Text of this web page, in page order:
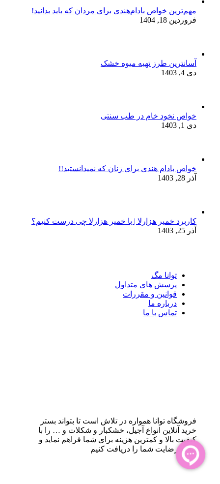
مهم‌ترین خواص بادام‌هندی برای مردان که باید بدانید!
فروردین 18, 1404
آسانترین طرز تهیه میوه خشک
دی 4, 1403
خواص نخود خام در طب سنتی
دی 1, 1403
خواص بادام هندی برای زنان که نمیدانستید!!
آذر 28, 1403
کاربرد خمیر هزارلا | با خمیر هزارلا چی درست کنیم؟
آذر 25, 1403
توانا مگ
پرسش های متداول
قوانین و مقررات
درباره ما
تماس با ما
فروشگاه توانا همواره در تلاش است تا بتواند بستر
خرید آنلاین انواع آجیل، خشکبار و شکلات و … را با
کیفیت بالا و کمترین هزینه برای شما فراهم نماید و
لبخند رضایت شما را دریافت کنیم